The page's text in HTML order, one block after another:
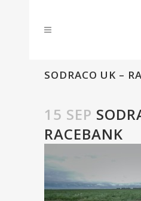
SODRACO UK –
15 SEP
RACEBANK